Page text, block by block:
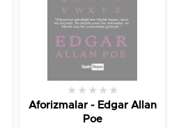
Aforizmalar - Edgar Allan
Poe
★ ★ ★ ★ ★